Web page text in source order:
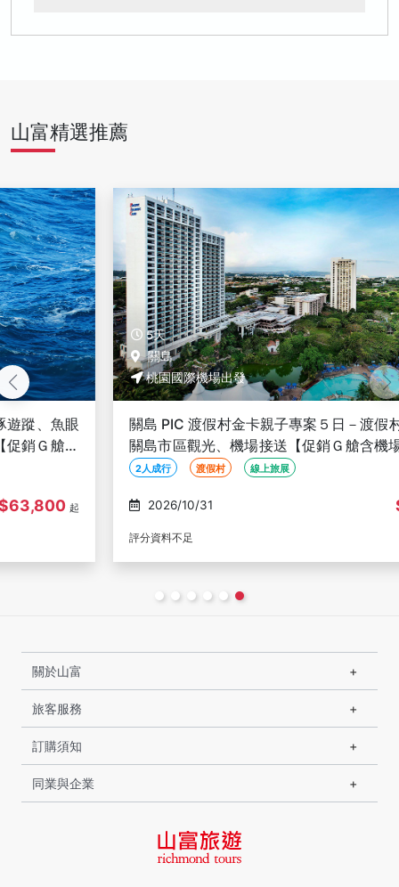
山富精選推薦
5天
關島
桃園國際機場出發
關島 PIC 渡假村金卡親子專案５日－渡假村一泊三食、
關島市區觀光、機場接送【促銷Ｇ艙含機場稅、２人成
線上旅展
2026/10/31
關於山富
旅客服務
訂購須知
同業與企業